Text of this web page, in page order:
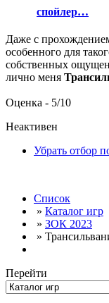
спойлер…
Даже с
особенного для
собственных
лично меня
Оценка - 5/10
Неактивен
Убрать отбор
Список
» Каталог игр
» ЗОК 2023
»
Перейти